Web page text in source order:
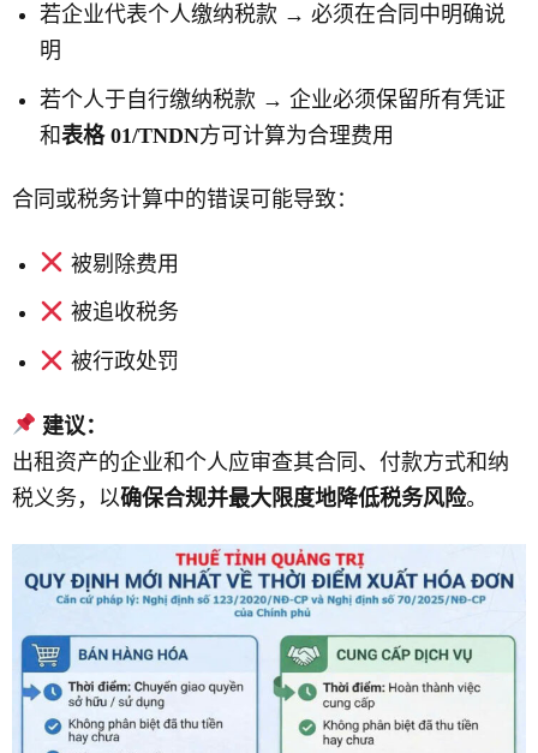
若企业代表个人缴纳税款 → 必须在合同中明确说
明
若个人于自行缴纳税款 → 企业必须保留所有凭证
和表格 01/TNDN方可计算为合理费用
合同或税务计算中的错误可能导致：
被剔除费用
被追收税务
被行政处罚
建议：
出租资产的企业和个人应审查其合同、付款方式和纳
税义务，以确保合规并最大限度地降低税务风险。